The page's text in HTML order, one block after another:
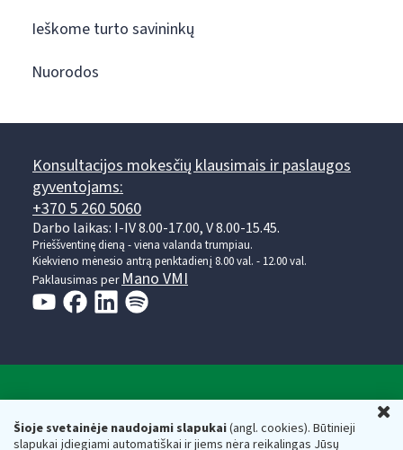
Šioje svetainėje naudojami slapukai(angl. cookies). Būtinieji
slapukai įdiegiami automatiškai ir jiems nėra reikalingas Jūsų
Ieškome turto savininkų
Nuorodos
Konsultacijos mokesčių klausimais ir paslaugos
gyventojams:
+370 5 260 5060
Darbo laikas: I-IV 8.00-17.00, V 8.00-15.45.
Prieššventinę dieną - viena valanda trumpiau.
Kiekvieno mėnesio antrą penktadienį 8.00 val. - 12.00 val.
Paklausimas per Mano VMI
Respublikos finansų ministerijos